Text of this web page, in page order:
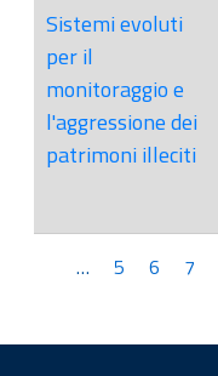
Sistemi evoluti
per il
monitoraggio e
l'aggressione dei
patrimoni illeciti
… 5 6 7